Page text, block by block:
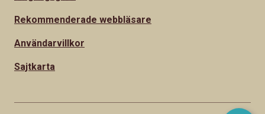
Rekommenderade webbläsare
Användarvillkor
Sajtkarta